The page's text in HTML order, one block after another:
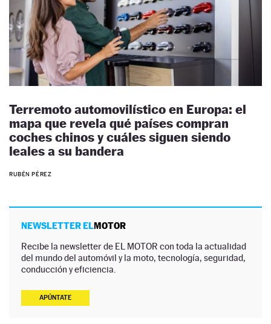
Terremoto automovilístico en Europa: el
mapa que revela qué países compran
coches chinos y cuáles siguen siendo
leales a su bandera
RUBÉN PÉREZ
NEWSLETTER ELMOTOR
Recibe la newsletter de EL MOTOR con toda la actualidad
del mundo del automóvil y la moto, tecnología, seguridad,
conducción y eficiencia.
APÚNTATE